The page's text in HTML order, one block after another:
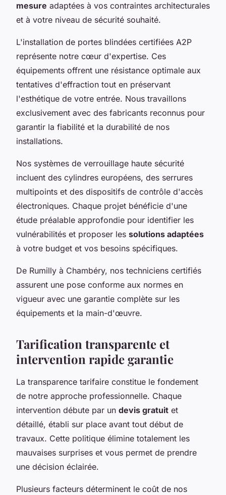
mesure adaptées à vos contraintes architecturales
et à votre niveau de sécurité souhaité.
L'installation de portes blindées certifiées A2P
représente notre cœur d'expertise. Ces
équipements offrent une résistance optimale aux
tentatives d'effraction tout en préservant
l'esthétique de votre entrée. Nous travaillons
exclusivement avec des fabricants reconnus pour
garantir la fiabilité et la durabilité de nos
installations.
Nos systèmes de verrouillage haute sécurité
incluent des cylindres européens, des serrures
multipoints et des dispositifs de contrôle d'accès
électroniques. Chaque projet bénéficie d'une
étude préalable approfondie pour identifier les
vulnérabilités et proposer les solutions adaptées
à votre budget et vos besoins spécifiques.
De Rumilly à Chambéry, nos techniciens certifiés
assurent une pose conforme aux normes en
vigueur avec une garantie complète sur les
équipements et la main-d'œuvre.
Tarification transparente et
intervention rapide garantie
La transparence tarifaire constitue le fondement
de notre approche professionnelle. Chaque
intervention débute par un devis gratuit et
détaillé, établi sur place avant tout début de
travaux. Cette politique élimine totalement les
mauvaises surprises et vous permet de prendre
une décision éclairée.
Plusieurs facteurs déterminent le coût de nos